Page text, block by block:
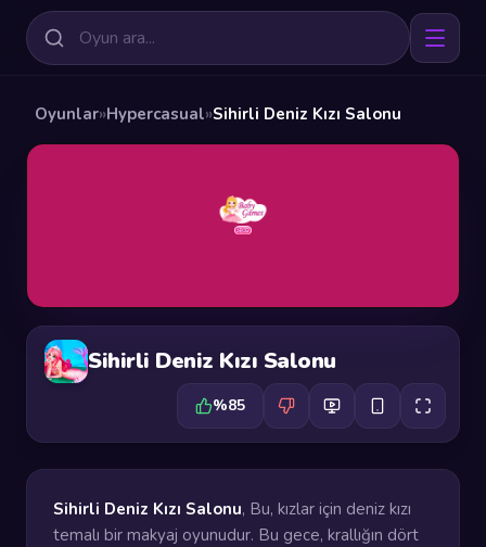
Oyunlar»Hypercasual»Sihirli Deniz Kızı Salonu
Sihirli Deniz Kızı Salonu
%85
Sihirli Deniz Kızı Salonu, Bu, kızlar için deniz kızı
temalı bir makyaj oyunudur. Bu gece, krallığın dört